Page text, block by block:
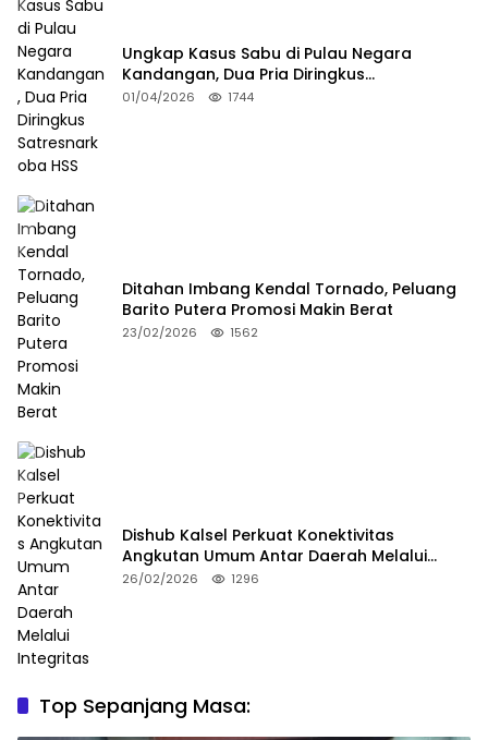
Ungkap Kasus Sabu di Pulau Negara
Kandangan, Dua Pria Diringkus
Satresnarkoba HSS
01/04/2026 1744
Ditahan Imbang Kendal Tornado, Peluang
Barito Putera Promosi Makin Berat
23/02/2026 1562
Dishub Kalsel Perkuat Konektivitas
Angkutan Umum Antar Daerah Melalui
Integritas
26/02/2026 1296
Top Sepanjang Masa: